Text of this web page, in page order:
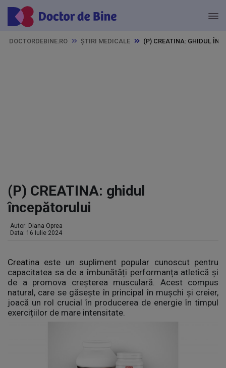
DOCTORDEBINE.RO ȘTIRI MEDICALE (P) CREATINA: GHIDUL
(P) CREATINA: ghidul
începătorului
Autor: Diana Oprea
Data: 16 Iulie 2024
Creatina este un supliment popular cunoscut pentru
capacitatea sa de a îmbunătăți performanța atletică și
de a promova creșterea musculară. Acest compus
natural, care se găsește în principal în mușchi și creier,
joacă un rol crucial în producerea de energie în timpul
exercițiilor de mare intensitate.